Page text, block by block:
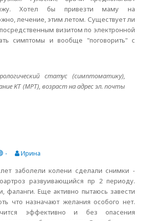
Хотел бы привезти маму на
лечение, этим летом. Существует ли
визитом по электронной
симптомы и вообще "поговорить" с
статус (симптоматику),
КТ (МРТ), возраст на адрес эл. почты
-
Ирина
заболели колени сделали снимки -
развуивающийся пр 2 периоду.
фаланги. Еще активно пытаюсь завести
что назначают желания особого нет.
эффективно и без опасения